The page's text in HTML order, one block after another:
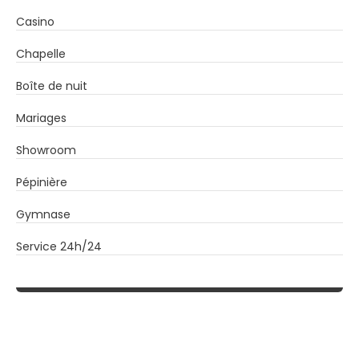
Casino
Chapelle
Boîte de nuit
Mariages
Showroom
Pépinière
Gymnase
Service 24h/24